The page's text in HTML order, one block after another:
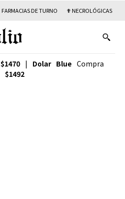
FARMACIAS DE TURNO ✟ NECROLÓGICAS
$1470 | Dolar Blue Compra
$1492